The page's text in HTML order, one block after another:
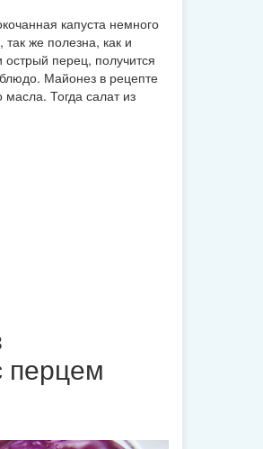
капуста немного
же полезна, как и
острый перец, получится
Майонез в рецепте
Тогда салат из
перцем